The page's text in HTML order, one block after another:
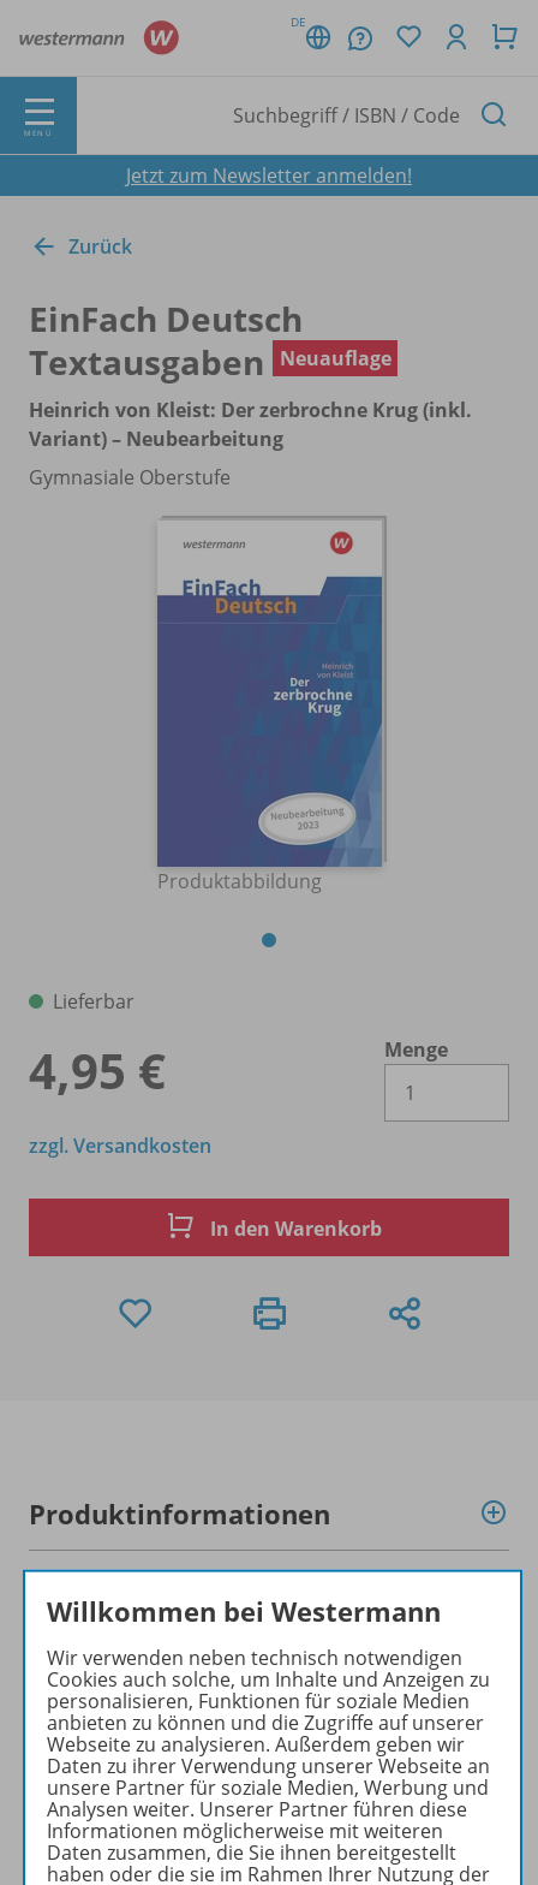
DE
MENÜ
Jetzt zum Newsletter anmelden!
Zurück
EinFach Deutsch
Textausgaben
Neuauflage
Heinrich von Kleist: Der zerbrochne Krug (inkl.
Variant) – Neubearbeitung
Gymnasiale Oberstufe
Produktabbildung
Lieferbar
4,95 €
Menge
zzgl. Versandkosten
In den Warenkorb
Produktinformationen
Beschreibung
Zugehörige Produkte
Inhaltsverzeichnis
Willkommen bei Westermann
Wir verwenden neben technisch notwendigen
Cookies auch solche, um Inhalte und Anzeigen zu
personalisieren, Funktionen für soziale Medien
anbieten zu können und die Zugriffe auf unserer
Webseite zu analysieren. Außerdem geben wir
Daten zu ihrer Verwendung unserer Webseite an
unsere Partner für soziale Medien, Werbung und
Analysen weiter. Unserer Partner führen diese
Informationen möglicherweise mit weiteren
Daten zusammen, die Sie ihnen bereitgestellt
haben oder die sie im Rahmen Ihrer Nutzung der